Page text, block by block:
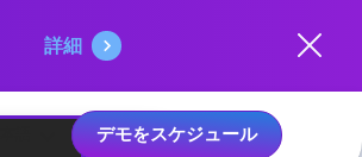
詳細
デモをスケジュール